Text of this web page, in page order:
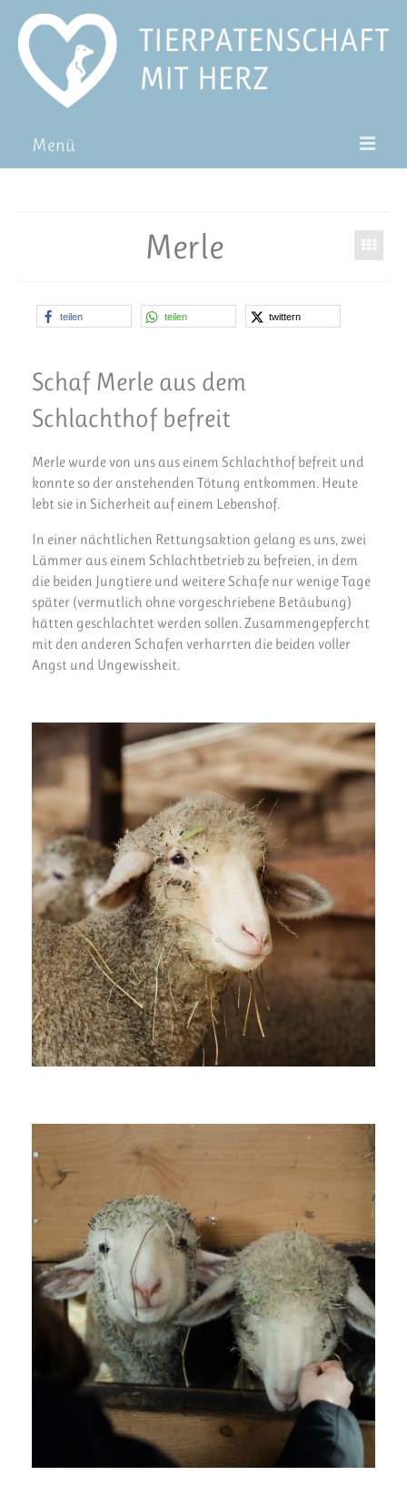
Menü
Blog
Merle
teilen teilen twittern
Schaf Merle aus dem
Schlachthof befreit
Merle wurde von uns aus einem Schlachthof befreit und
konnte so der anstehenden Tötung entkommen. Heute
lebt sie in Sicherheit auf einem Lebenshof.
In einer nächtlichen Rettungsaktion gelang es uns, zwei
Lämmer aus einem Schlachtbetrieb zu befreien, in dem
die beiden Jungtiere und weitere Schafe nur wenige Tage
später (vermutlich ohne vorgeschriebene Betäubung)
hätten geschlachtet werden sollen. Zusammengepfercht
mit den anderen Schafen verharrten die beiden voller
Angst und Ungewissheit.